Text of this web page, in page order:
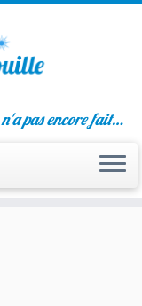
n'a pas encore fait…